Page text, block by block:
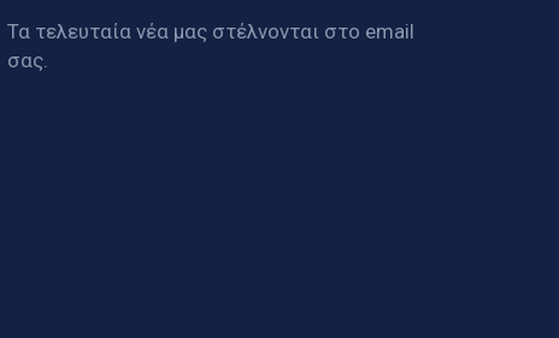
Τα τελευταία νέα μας στέλνονται στο email
σας.